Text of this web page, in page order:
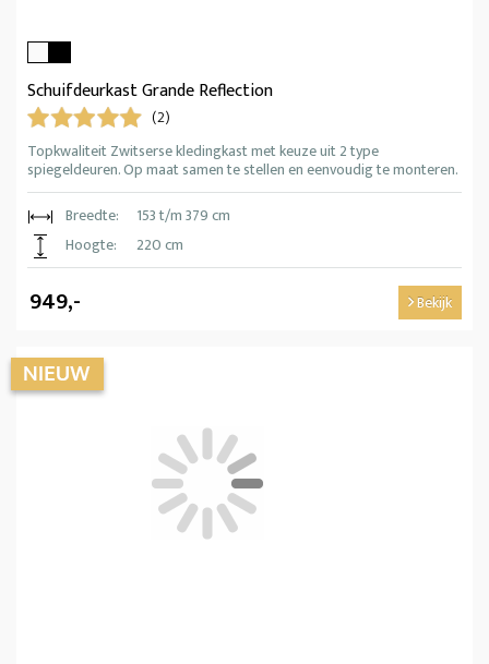
Schuifdeurkast Grande Reflection
(2)
Topkwaliteit Zwitserse kledingkast met keuze uit 2 type
spiegeldeuren. Op maat samen te stellen en eenvoudig te monteren.
Breedte:
153 t/m 379 cm
Hoogte:
220 cm
949,- Bekijk